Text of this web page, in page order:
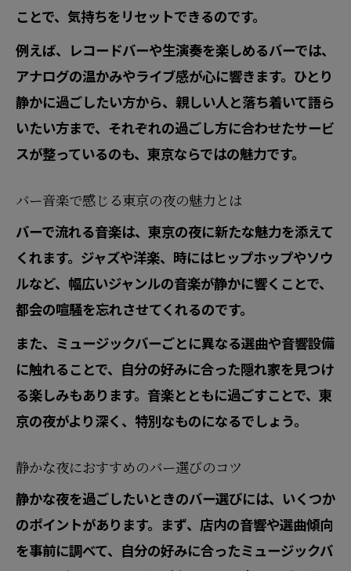
ことで、気持ちをリセットできるのです。
例えば、レコードバーや生演奏を楽しめるバーでは、
アナログの温かみやライブ感が心に響きます。ひとり
静かに過ごしたい方から、親しい人と落ち着いて語ら
いたい方まで、それぞれの過ごし方に合わせたサービ
スが整っているのも、東京ならではの魅力です。
バー音楽で感じる東京の夜の魅力とは
バーで流れる音楽は、東京の夜に新たな魅力を添えて
くれます。ジャズや洋楽、時にはヒップホップやソウ
ルなど、幅広いジャンルの音楽が静かに響くことで、
都会の喧騒を忘れさせてくれるのです。
また、ミュージックバーごとに異なる選曲や音響設備
に触れることで、自分の好みに合った隠れ家を見つけ
る楽しみもあります。音楽とともに過ごすことで、東
京の夜がより深く、特別なものになるでしょう。
静かな夜におすすめのバー選びのコツ
静かな夜を過ごしたいときのバー選びには、いくつか
のポイントがあります。まず、店内の音響や選曲傾向
を事前に調べて、自分の好みに合ったミュージックバ